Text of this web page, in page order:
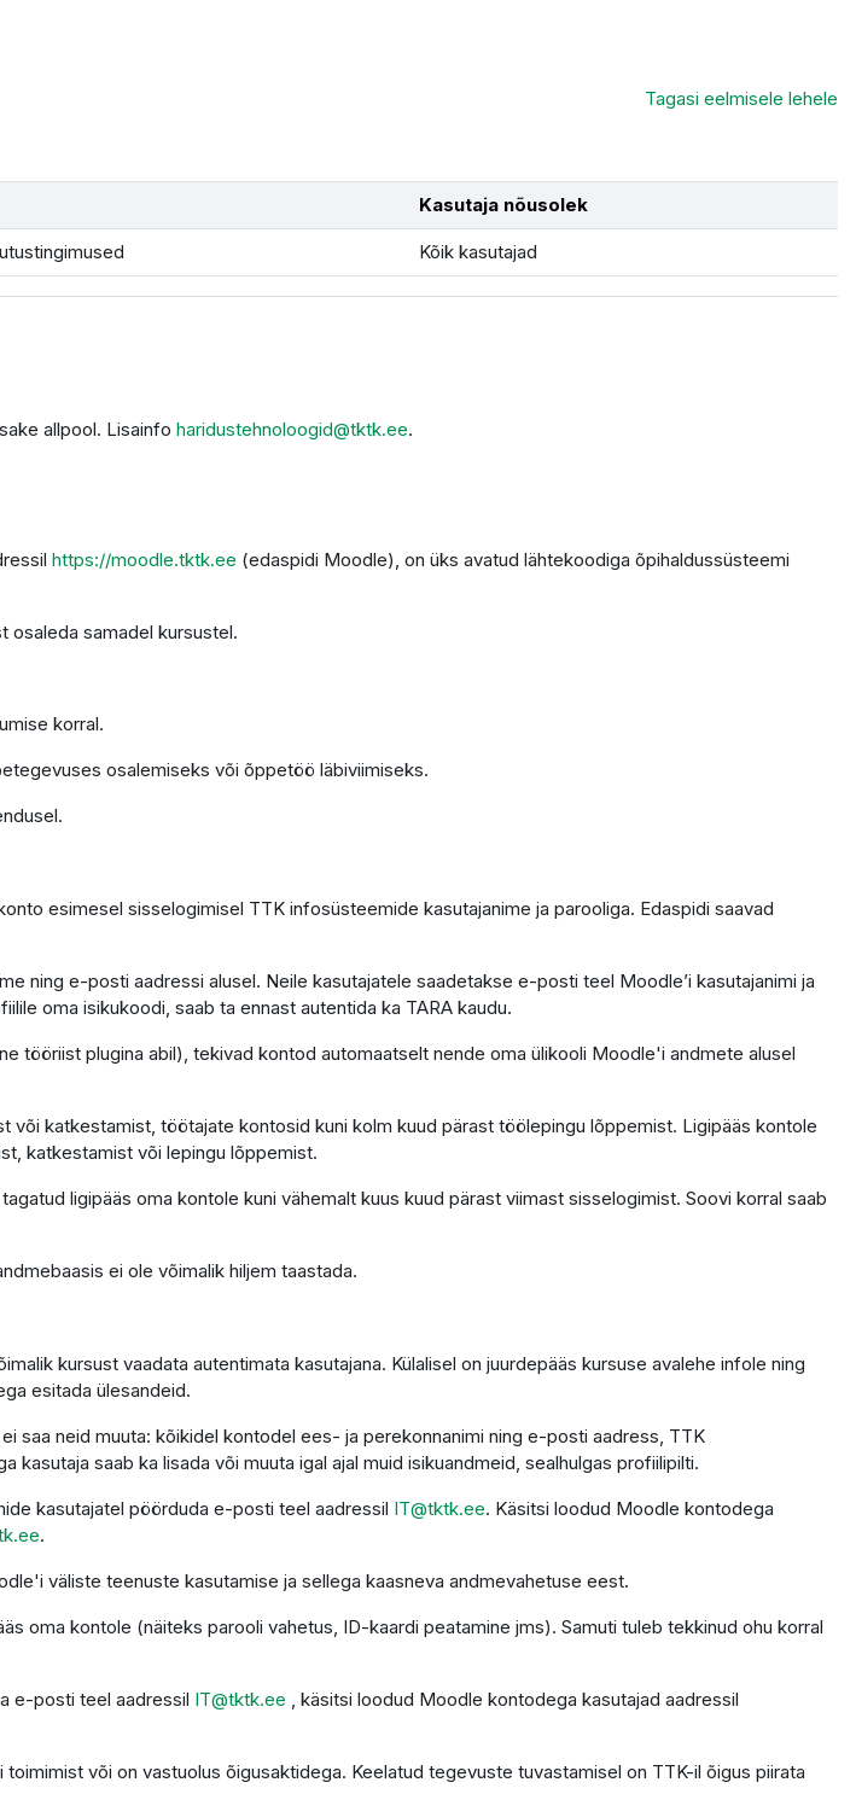
Tagasi eelmisele lehele
Kasutaja nõusolek
Kõik kasutajad
allpool. Lisainfo haridustehnoloogid@tktk.ee.
https://moodle.tktk.ee (edaspidi Moodle), on üks avatud lähtekoodiga õpihaldussüsteemi
osaleda samadel kursustel.
korral.
osalemiseks või õppetöö läbiviimiseks.
esimesel sisselogimisel TTK infosüsteemide kasutajanime ja parooliga. Edaspidi saavad
ning e-posti aadressi alusel. Neile kasutajatele saadetakse e-posti teel Moodle’i kasutajanimi ja
oma isikukoodi, saab ta ennast autentida ka TARA kaudu.
tööriist plugina abil), tekivad kontod automaatselt nende oma ülikooli Moodle'i andmete alusel
katkestamist, töötajate kontosid kuni kolm kuud pärast töölepingu lõppemist. Ligipääs kontole
katkestamist või lepingu lõppemist.
ligipääs oma kontole kuni vähemalt kuus kuud pärast viimast sisselogimist. Soovi korral saab
ei ole võimalik hiljem taastada.
kursust vaadata autentimata kasutajana. Külalisel on juurdepääs kursuse avalehe infole ning
esitada ülesandeid.
saa neid muuta: kõikidel kontodel ees- ja perekonnanimi ning e-posti aadress, TTK
saab ka lisada või muuta igal ajal muid isikuandmeid, sealhulgas profiilipilti.
kasutajatel pöörduda e-posti teel aadressil IT@tktk.ee. Käsitsi loodud Moodle kontodega
.
väliste teenuste kasutamise ja sellega kaasneva andmevahetuse eest.
oma kontole (näiteks parooli vahetus, ID-kaardi peatamine jms). Samuti tuleb tekkinud ohu korral
e-posti teel aadressil IT@tktk.ee , käsitsi loodud Moodle kontodega kasutajad aadressil
või on vastuolus õigusaktidega. Keelatud tegevuste tuvastamisel on TTK-il õigus piirata